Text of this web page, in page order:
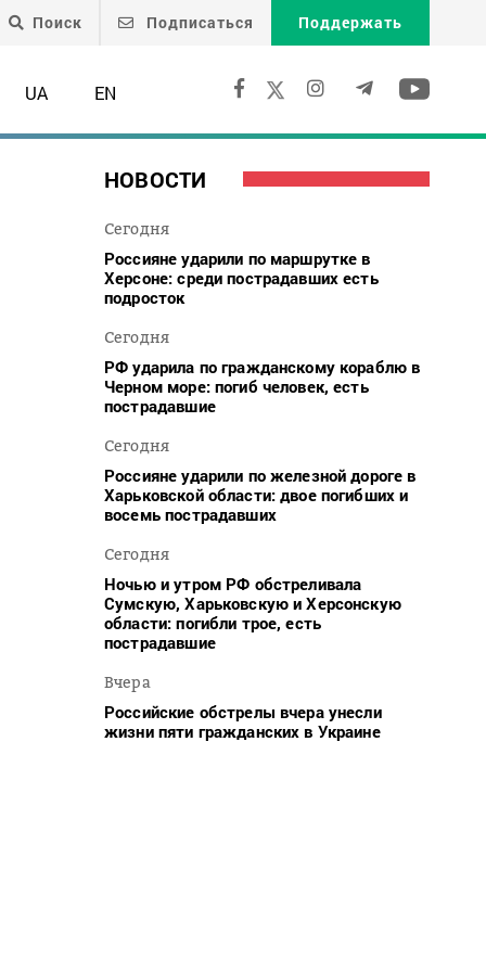
Поиск Подписаться Поддержать
UA EN
НОВОСТИ
Сегодня
Россияне ударили по маршрутке в
Херсоне: среди пострадавших есть
подросток
Сегодня
РФ ударила по гражданскому кораблю в
Черном море: погиб человек, есть
пострадавшие
Сегодня
Россияне ударили по железной дороге в
Харьковской области: двое погибших и
восемь пострадавших
Сегодня
Ночью и утром РФ обстреливала
Сумскую, Харьковскую и Херсонскую
области: погибли трое, есть
пострадавшие
Вчера
Российские обстрелы вчера унесли
жизни пяти гражданских в Украине